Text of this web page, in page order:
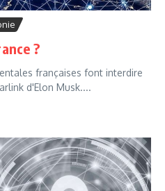
?
françaises font interdire
d'Elon Musk....